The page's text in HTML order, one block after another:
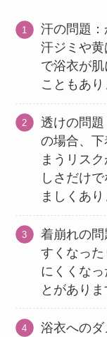
汗の問題：
汗ジミや
で浴衣が
こともあり
透けの問
の場合、
まうリス
しさだけ
ましくあり
着崩れの
すくなっ
にくくな
とがありま
浴衣への